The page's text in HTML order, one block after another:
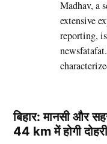
Madhav, a
extensive
reporting,
बिहार: मानसी और
44 km में होगी